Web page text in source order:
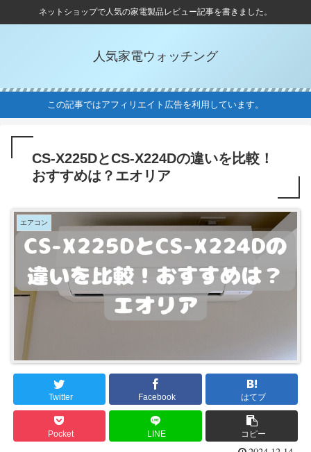
ネットショップで人気の家電製品レビュー記事を書きました。
人気家電ウォッチング
この記事ではアフィリエイト広告を利用しています。
CS-X225DとCS-X224Dの違いを比較！
おすすめは？エオリア
エアコン
Twitter Facebook はてブ
Pocket LINE コピー